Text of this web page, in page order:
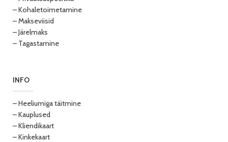
– Kohaletoimetamine
– Makseviisid
– Järelmaks
– Tagastamine
INFO
– Heeliumiga täitmine
– Kauplused
– Kliendikaart
– Kinkekaart